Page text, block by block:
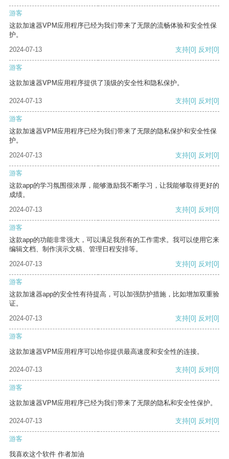
游客
这款加速器VPM应用程序已经为我们带来了无限的流畅体验和安全性保
护。
2024-07-13
支持[0] 反对[0]
游客
这款加速器VPM应用程序提供了顶级的安全性和隐私保护。
2024-07-13 支持[0] 反对[0]
游客
这款加速器VPM应用程序已经为我们带来了无限的隐私保护和安全性保
护。
2024-07-13
支持[0] 反对[0]
游客
这款app的学习氛围很浓厚，能够激励我不断学习，让我能够取得更好的
成绩。
2024-07-13
支持[0] 反对[0]
游客
这款app的功能非常强大，可以满足我所有的工作需求。我可以使用它来
编辑文档、制作演示文稿、管理日程安排等。
2024-07-13
支持[0] 反对[0]
游客
这款加速器app的安全性有待提高，可以加强防护措施，比如增加双重验
证。
2024-07-13
支持[0] 反对[0]
游客
这款加速器VPM应用程序可以给你提供最高速度和安全性的连接。
2024-07-13 支持[0] 反对[0]
游客
这款加速器VPM应用程序已经为我们带来了无限的隐私和安全性保护。
2024-07-13 支持[0] 反对[0]
游客
我喜欢这个软件 作者加油